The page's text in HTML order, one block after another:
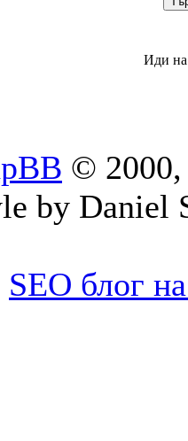
Иди
© 2000,
by Daniel
SEO блог